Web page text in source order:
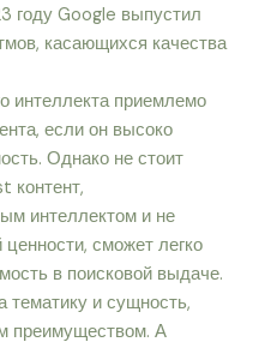
году Google выпустил
касающихся качества
интеллекта приемлемо
если он высоко
Однако не стоит
контент,
интеллектом и не
сможет легко
в поисковой выдаче.
тематику и сущность,
преимуществом. А